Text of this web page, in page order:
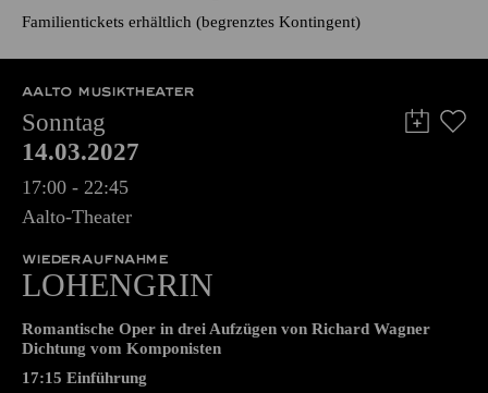
70,00 60,00 50,00 40,00 25,00 -€
Abo 9: Konzerte am Sonntag
Familienticketserhältlich (begrenztes Kontingent)
AALTO MUSIKTHEATER
Sonntag
14.03.2027
17:00 - 22:45
Aalto-Theater
WIEDERAUFNAHME
LOHENGRIN